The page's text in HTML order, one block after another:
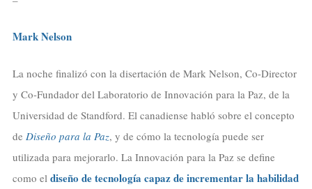
Mark Nelson
La noche finalizó con la disertación de Mark Nelson, Co-Director
y Co-Fundador del Laboratorio de Innovación para la Paz, de la
Universidad de Standford. El canadiense habló sobre el concepto
de Diseño para la Paz, y de cómo la tecnología puede ser
utilizada para mejorarlo. La Innovación para la Paz se define
como el diseño de tecnología capaz de incrementar la habilidad